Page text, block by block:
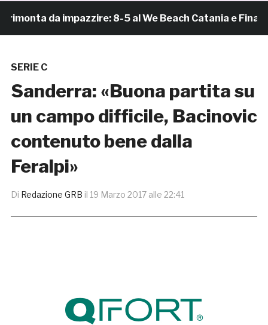
da impazzire: 8-5 al We Beach Catania e Finale
SERIE C
Sanderra: «Buona partita su
un campo difficile, Bacinovic
contenuto bene dalla
Feralpi»
Di Redazione GRB il 19 Marzo 2017 alle 22:41